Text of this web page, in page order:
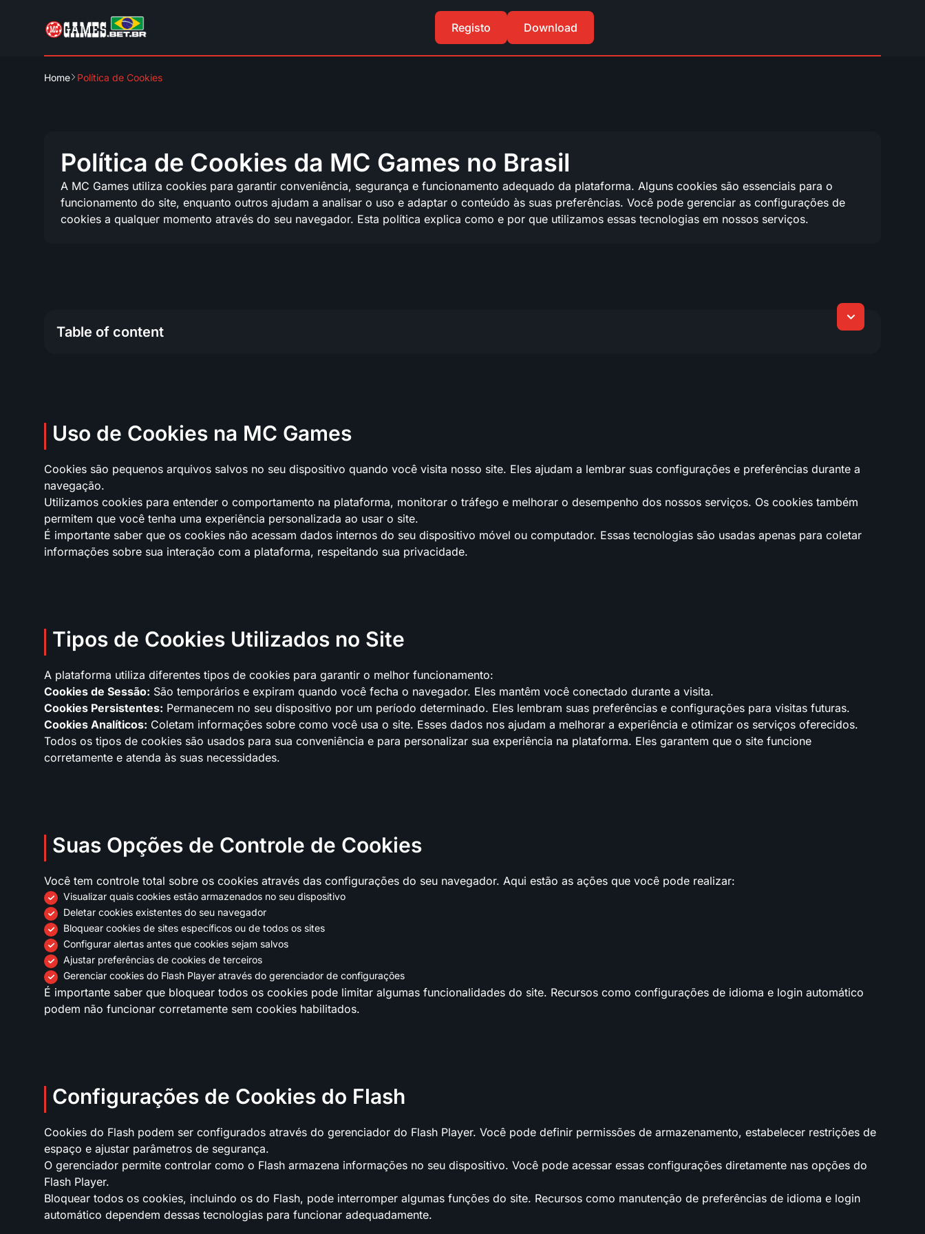
Registo Download
Home Política de Cookies
Política de Cookies da MC Games no Brasil
A MC Games utiliza cookies para garantir conveniência, segurança e funcionamento adequado da plataforma. Alguns cookies são essenciais para o
funcionamento do site, enquanto outros ajudam a analisar o uso e adaptar o conteúdo às suas preferências. Você pode gerenciar as configurações de
cookies a qualquer momento através do seu navegador. Esta política explica como e por que utilizamos essas tecnologias em nossos serviços.
Table of content
Uso de Cookies na MC Games
Cookies são pequenos arquivos salvos no seu dispositivo quando você visita nosso site. Eles ajudam a lembrar suas configurações e preferências durante a
navegação.
Utilizamos cookies para entender o comportamento na plataforma, monitorar o tráfego e melhorar o desempenho dos nossos serviços. Os cookies também
permitem que você tenha uma experiência personalizada ao usar o site.
É importante saber que os cookies não acessam dados internos do seu dispositivo móvel ou computador. Essas tecnologias são usadas apenas para coletar
informações sobre sua interação com a plataforma, respeitando sua privacidade.
Tipos de Cookies Utilizados no Site
A plataforma utiliza diferentes tipos de cookies para garantir o melhor funcionamento:
Cookies de Sessão: São temporários e expiram quando você fecha o navegador. Eles mantêm você conectado durante a visita.
Cookies Persistentes: Permanecem no seu dispositivo por um período determinado. Eles lembram suas preferências e configurações para visitas futuras.
Cookies Analíticos: Coletam informações sobre como você usa o site. Esses dados nos ajudam a melhorar a experiência e otimizar os serviços oferecidos.
Todos os tipos de cookies são usados para sua conveniência e para personalizar sua experiência na plataforma. Eles garantem que o site funcione
corretamente e atenda às suas necessidades.
Suas Opções de Controle de Cookies
Você tem controle total sobre os cookies através das configurações do seu navegador. Aqui estão as ações que você pode realizar:
Visualizar quais cookies estão armazenados no seu dispositivo
Deletar cookies existentes do seu navegador
Bloquear cookies de sites específicos ou de todos os sites
Configurar alertas antes que cookies sejam salvos
Ajustar preferências de cookies de terceiros
Gerenciar cookies do Flash Player através do gerenciador de configurações
É importante saber que bloquear todos os cookies pode limitar algumas funcionalidades do site. Recursos como configurações de idioma e login automático
podem não funcionar corretamente sem cookies habilitados.
Configurações de Cookies do Flash
Cookies do Flash podem ser configurados através do gerenciador do Flash Player. Você pode definir permissões de armazenamento, estabelecer restrições de
espaço e ajustar parâmetros de segurança.
O gerenciador permite controlar como o Flash armazena informações no seu dispositivo. Você pode acessar essas configurações diretamente nas opções do
Flash Player.
Bloquear todos os cookies, incluindo os do Flash, pode interromper algumas funções do site. Recursos como manutenção de preferências de idioma e login
automático dependem dessas tecnologias para funcionar adequadamente.